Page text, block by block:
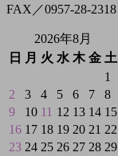
FAX／0957-28-2318
2026年8月
日
月 火 水 木 金 土
1
2
3 4 5 6 7
8
9
10 11 12 13 14 15
16 17 18 19 20 21 22
23 24 25 26 27 28 29